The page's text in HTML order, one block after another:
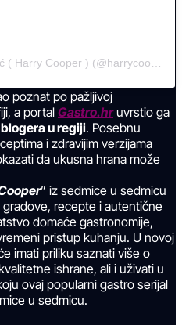
poznat po pažljivoj
a portal Gastro.hruvrstio ga
u regiji. Posebnu
i zdravijim verzijama
da ukusna hrana može
” iz sedmice u sedmicu
recepte i autentične
domaće gastronomije,
pristup kuhanju. U novoj
imati priliku saznati više o
ishrane, ali i uživati u
ovaj popularni gastro serijal
u sedmicu.